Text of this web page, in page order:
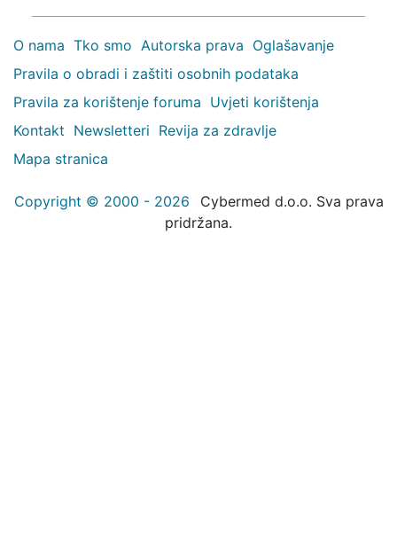
O nama Tko smo Autorska prava Oglašavanje
Pravila o obradi i zaštiti osobnih podataka
Pravila za korištenje foruma Uvjeti korištenja
Kontakt Newsletteri Revija za zdravlje
Mapa stranica
Copyright © 2000 - 2026
Cybermed d.o.o. Sva prava
pridržana.